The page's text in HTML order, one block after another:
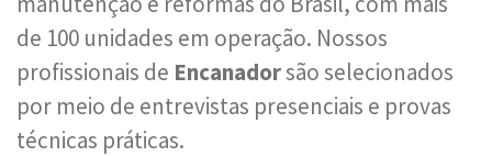
de 100 unidades em operação. Nossos
profissionais de Encanadorsão selecionados
por meio de entrevistas presenciais e provas
técnicas práticas.